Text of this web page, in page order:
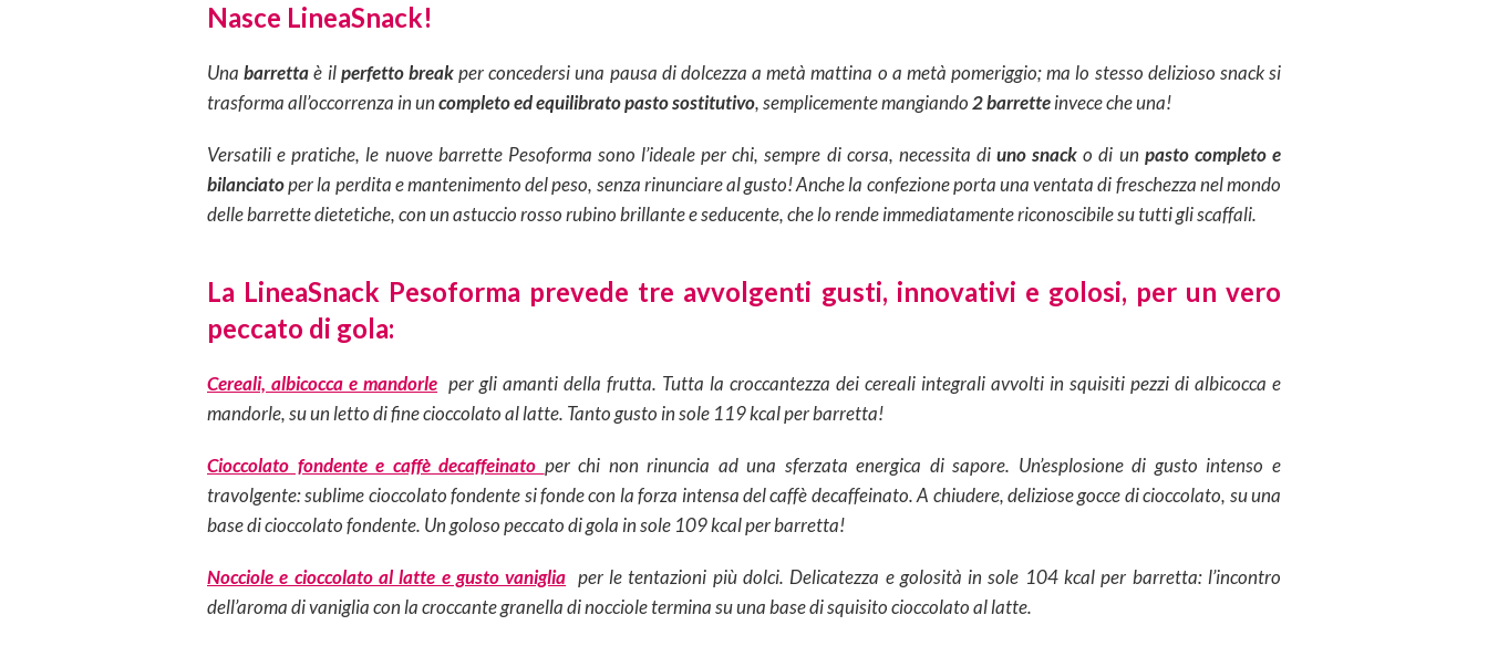
Nasce LineaSnack!
Una barrettaè ilperfetto breakper concedersi una pausa di dolcezza a metà mattina o a metà pomeriggio; ma lo stesso delizioso snack si
trasforma all’occorrenza in uncompleto ed equilibrato pasto sostitutivo, semplicemente mangiando2 barretteinvece che una!
Versatili e pratiche, le nuove barrette Pesoforma sono l’ideale per chi, sempre di corsa, necessita diuno snack o di un pasto completo e
bilanciatoper la perdita e mantenimento del peso, senza rinunciare al gusto! Anche la confezione porta una ventata di freschezza nel mondo
delle barrette dietetiche, con un astuccio rosso rubino brillante e seducente, che lo rende immediatamente riconoscibile su tutti gli scaffali.
La LineaSnack Pesoforma prevede tre avvolgenti gusti, innovativi e golosi, per un vero
peccato di gola:
Cereali, albicocca e mandorle per gli amanti della frutta. Tutta la croccantezza dei cereali integrali avvolti in squisiti pezzi di albicocca e
mandorle, su un letto di fine cioccolato al latte. Tanto gusto in sole 119 kcal per barretta!
Cioccolato fondente e caffè decaffeinato per chi non rinuncia ad una sferzata energica di sapore. Un’esplosione di gusto intenso e
travolgente: sublime cioccolato fondente si fonde con la forza intensa del caffè decaffeinato. A chiudere, deliziose gocce di cioccolato, su una
base di cioccolato fondente. Un goloso peccato di gola in sole 109 kcal per barretta!
Nocciole e cioccolato al latte e gusto vaniglia per le tentazioni più dolci. Delicatezza e golosità in sole 104 kcal per barretta: l’incontro
dell’aroma di vaniglia con la croccante granella di nocciole termina su una base di squisito cioccolato al latte.